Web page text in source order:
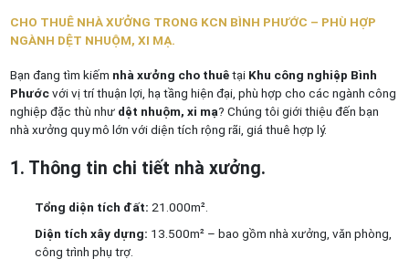
CHO THUÊ NHÀ XƯỞNG TRONG KCN BÌNH PHƯỚC – PHÙ HỢP
NGÀNH DỆT NHUỘM, XI MẠ.
Bạn đang tìm kiếm nhà xưởng cho thuêtại Khu công nghiệp Bình
Phướcvới vị trí thuận lợi, hạ tầng hiện đại, phù hợp cho các ngành công
nghiệp đặc thù như dệt nhuộm, xi mạ? Chúng tôi giới thiệu đến bạn
nhà xưởng quy mô lớn với diện tích rộng rãi, giá thuê hợp lý.
1. Thông tin chi tiết nhà xưởng.
Tổng diện tích đất: 21.000m².
Diện tích xây dựng: 13.500m² – bao gồm nhà xưởng, văn phòng,
công trình phụ trợ.